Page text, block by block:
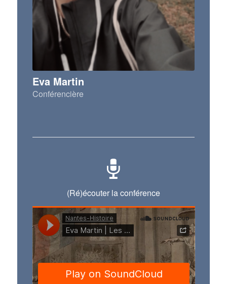
Eva Martin
Conférencière
(Ré)écouter la conférence